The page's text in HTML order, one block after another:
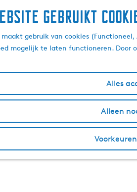
gebruikt
maakt gebruik van cookies
mogelijk te laten functioneren. Door
Alles
Alleen